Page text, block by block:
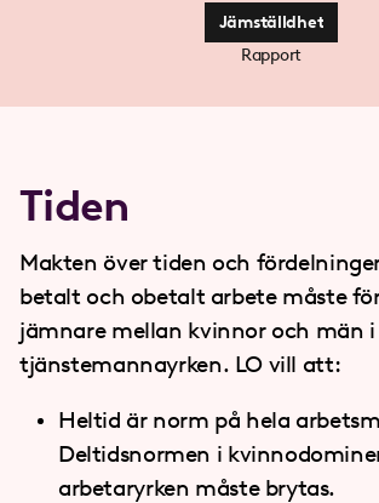
Jämställdhet
Rapport
Tiden
Makten över tiden och
betalt och obetalt arbete måste
jämnare mellan kvinnor och män
tjänstemannayrken. LO vill att:
Heltid är norm på hela
Deltidsnormen i
arbetaryrken måste brytas.